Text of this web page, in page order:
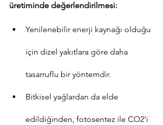
üretiminde değerlendirilmesi:
Yenilenebilir enerji kaynağı olduğu
için dizel yakıtlara göre daha
tasarruflu bir yöntemdir.
Bitkisel yağlardan da elde
edildiğinden, fotosentez ile CO2’i